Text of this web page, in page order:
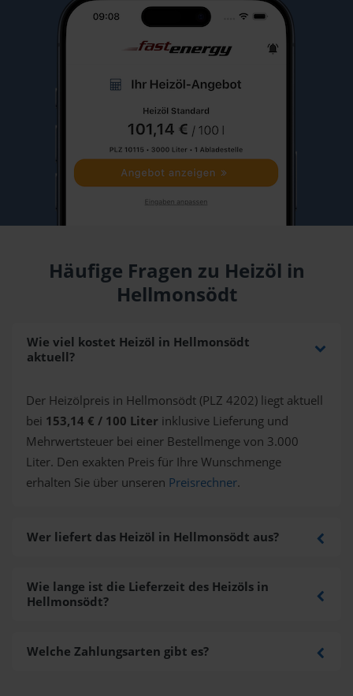
Häufige Fragen zu Heizöl in
Hellmonsödt
Wie viel kostet Heizöl in Hellmonsödt
aktuell?
Der Heizölpreis in Hellmonsödt (PLZ 4202) liegt aktuell
bei 153,14 € / 100 Liter inklusive Lieferung und
Mehrwertsteuer bei einer Bestellmenge von 3.000
Liter. Den exakten Preis für Ihre Wunschmenge
erhalten Sie über unseren Preisrechner.
Wer liefert das Heizöl in Hellmonsödt aus?
Wie lange ist die Lieferzeit des Heizöls in
Hellmonsödt?
Welche Zahlungsarten gibt es?